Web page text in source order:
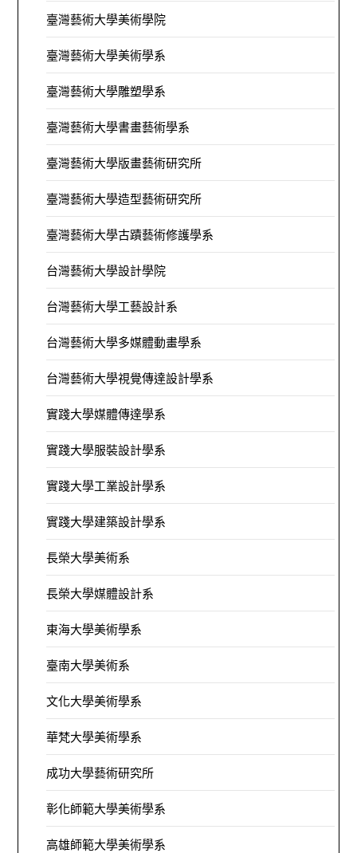
臺灣藝術大學美術學院
臺灣藝術大學美術學系
臺灣藝術大學雕塑學系
臺灣藝術大學書畫藝術學系
臺灣藝術大學版畫藝術研究所
臺灣藝術大學造型藝術研究所
臺灣藝術大學古蹟藝術修護學系
台灣藝術大學設計學院
台灣藝術大學工藝設計系
台灣藝術大學多媒體動畫學系
台灣藝術大學視覺傳達設計學系
實踐大學媒體傳達學系
實踐大學服裝設計學系
實踐大學工業設計學系
實踐大學建築設計學系
長榮大學美術系
長榮大學媒體設計系
東海大學美術學系
臺南大學美術系
文化大學美術學系
華梵大學美術學系
成功大學藝術研究所
彰化師範大學美術學系
高雄師範大學美術學系